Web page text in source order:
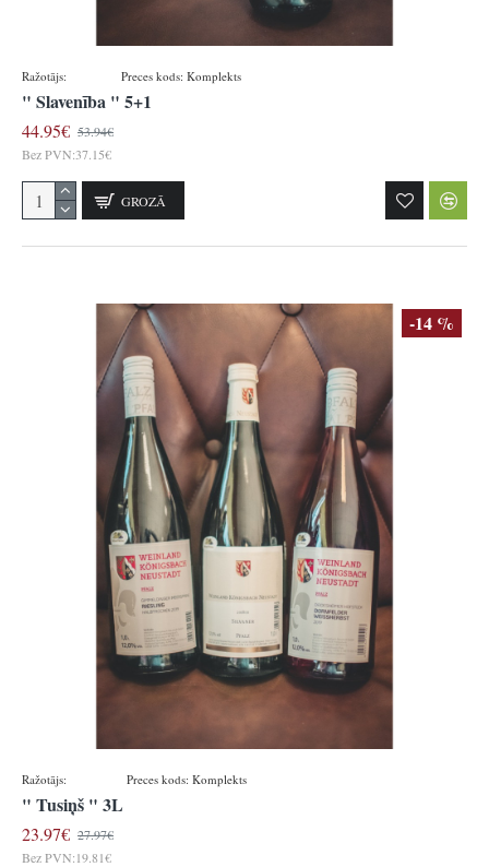
Ražotājs: Preces kods: Komplekts
" Slavenība " 5+1
44.95€ 53.94€
Bez PVN:37.15€
GROZĀ
-14 %
Ražotājs: Preces kods: Komplekts
" Tusiņš " 3L
23.97€ 27.97€
Bez PVN:19.81€